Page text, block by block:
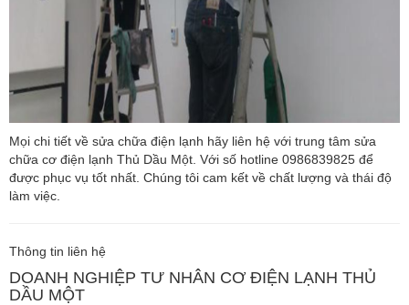
Mọi chi tiết về sửa chữa điện lạnh hãy liên hệ với trung tâm sửa
chữa cơ điện lạnh Thủ Dầu Một. Với số hotline 0986839825 để
được phục vụ tốt nhất. Chúng tôi cam kết về chất lượng và thái độ
làm việc.
Thông tin liên hệ
DOANH NGHIỆP TƯ NHÂN CƠ ĐIỆN LẠNH THỦ
DẦU MỘT